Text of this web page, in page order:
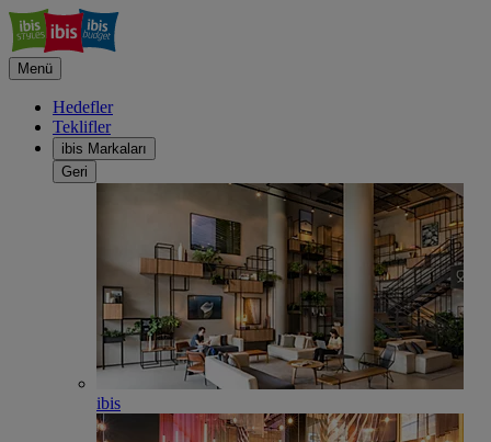
Menü
Hedefler
Teklifler
ibis Markaları
Geri
ibis